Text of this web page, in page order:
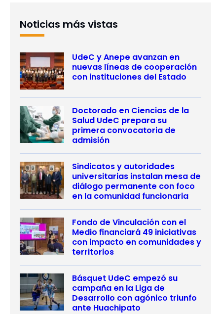
Noticias más vistas
UdeC y Anepe avanzan en
nuevas líneas de cooperación
con instituciones del Estado
Doctorado en Ciencias de la
Salud UdeC prepara su
primera convocatoria de
admisión
Sindicatos y autoridades
universitarias instalan mesa de
diálogo permanente con foco
en la comunidad funcionaria
Fondo de Vinculación con el
Medio financiará 49 iniciativas
con impacto en comunidades y
territorios
Básquet UdeC empezó su
campaña en la Liga de
Desarrollo con agónico triunfo
ante Huachipato